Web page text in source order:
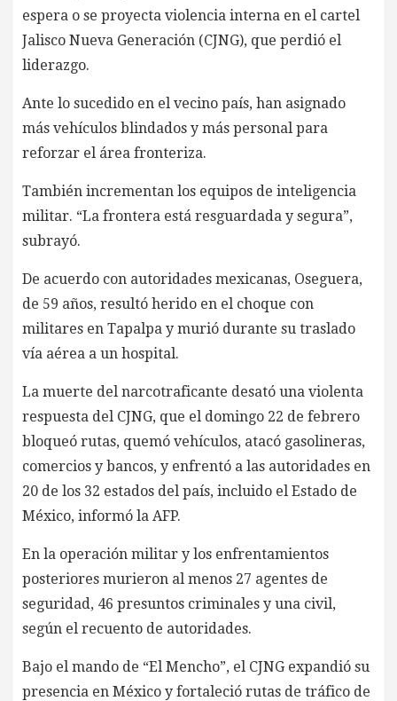
espera o se proyecta violencia interna en el cartel
Jalisco Nueva Generación (CJNG), que perdió el
liderazgo.
Ante lo sucedido en el vecino país, han asignado
más vehículos blindados y más personal para
reforzar el área fronteriza.
También incrementan los equipos de inteligencia
militar. “La frontera está resguardada y segura”,
subrayó.
De acuerdo con autoridades mexicanas, Oseguera,
de 59 años, resultó herido en el choque con
militares en Tapalpa y murió durante su traslado
vía aérea a un hospital.
La muerte del narcotraficante desató una violenta
respuesta del CJNG, que el domingo 22 de febrero
bloqueó rutas, quemó vehículos, atacó gasolineras,
comercios y bancos, y enfrentó a las autoridades en
20 de los 32 estados del país, incluido el Estado de
México, informó la AFP.
En la operación militar y los enfrentamientos
posteriores murieron al menos 27 agentes de
seguridad, 46 presuntos criminales y una civil,
según el recuento de autoridades.
Bajo el mando de “El Mencho”, el CJNG expandió su
presencia en México y fortaleció rutas de tráfico de